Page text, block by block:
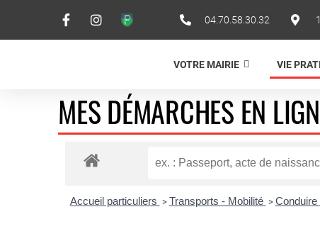
04.70.58.30.32
VOTRE MAIRIE VIE
MES DÉMARCHES EN
Accueil particuliers > Transports - Mobilité > Conduire